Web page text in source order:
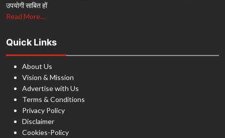
उपयोगी साबित हों
Read More...
Quick Links
About Us
Vision & Mission
Advertise with Us
Terms & Conditions
Privacy Policy
Disclaimer
Cookies-Policy